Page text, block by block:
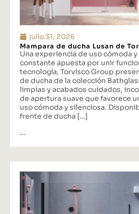
julio 31, 2026
Mampara de ducha Lusan de
Una experiencia de uso cómoda y
constante apuesta por unir
tecnología, Torvisco Group
de ducha de la colección
limpias y acabados cuidados,
de apertura suave que favorece
uso cómoda y silenciosa.
frente de ducha […]
...